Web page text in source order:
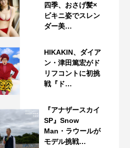
四季、おさげ髪×
ビキニ姿でスレン
ダー美…
HIKAKIN、ダイア
ン・津田篤宏がド
リフコントに初挑
戦『ド…
『アナザースカイ
SP』Snow
Man・ラウールが
モデル挑戦…